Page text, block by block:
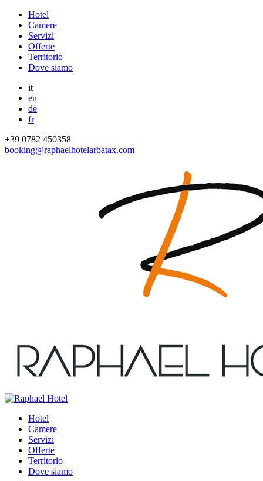
Hotel
Camere
Servizi
Offerte
Territorio
Dove siamo
it
en
de
fr
+39 0782 450358
booking@raphaelhotelarbatax.com
Hotel
Camere
Servizi
Offerte
Territorio
Dove siamo